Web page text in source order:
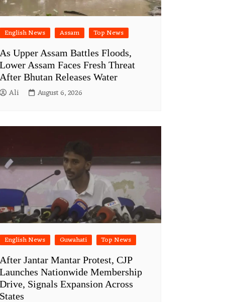
English News Assam Top News
Upper Assam Battles Floods,
Assam Faces Fresh Threat
Bhutan Releases Water
Ali August 6, 2026
English News Guwahati Top News
Jantar Mantar Protest, CJP
Nationwide Membership
Signals Expansion Across